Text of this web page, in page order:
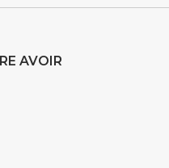
AVOIR